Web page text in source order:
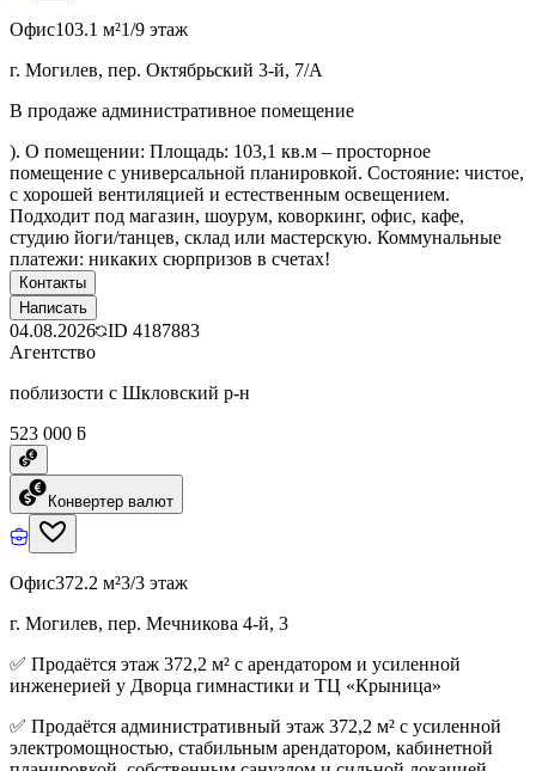
Офис103.1 м²1/9 этаж
г. Могилев, пер. Октябрьский 3-й, 7/А
В продаже административное помещение
). О помещении: Площадь: 103,1 кв.м – просторное
помещение с универсальной планировкой. Состояние: чистое,
с хорошей вентиляцией и естественным освещением.
Подходит под магазин, шоурум, коворкинг, офис, кафе,
студию йоги/танцев, склад или мастерскую. Коммунальные
платежи: никаких сюрпризов в счетах!
Контакты
Написать
04.08.2026 ID 4187883
Агентство
поблизости с Шкловский р-н
523 000 ƃ
Конвертер валют
Офис372.2 м²3/3 этаж
г. Могилев, пер. Мечникова 4-й, 3
✅ Продаётся этаж 372,2 м² с арендатором и усиленной
инженерией у Дворца гимнастики и ТЦ «Крыница»
✅ Продаётся административный этаж 372,2 м² с усиленной
электромощностью, стабильным арендатором, кабинетной